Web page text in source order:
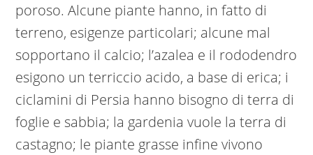
poroso. Alcune piante hanno, in fatto di
terreno, esigenze particolari; alcune mal
sopportano il calcio; l’azalea e il rododendro
esigono un terriccio acido, a base di erica; i
ciclamini di Persia hanno bisogno di terra di
foglie e sabbia; la gardenia vuole la terra di
castagno; le piante grasse infine vivono